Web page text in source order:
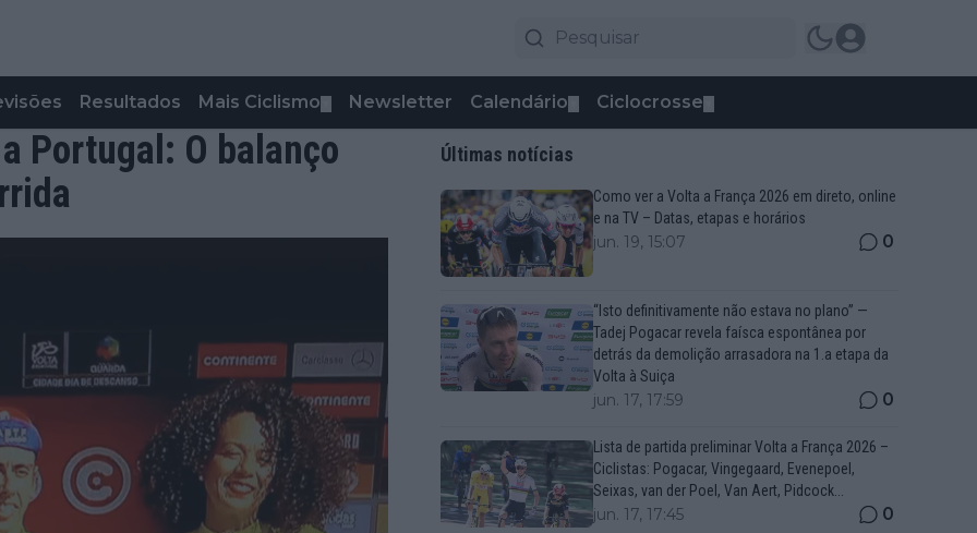
Resultados Mais Ciclismo Newsletter Calendário Ciclocrosse
Portugal: O balanço
Últimas notícias
Como ver a Volta a França 2026 em direto, online
e na TV – Datas, etapas e horários
jun. 19, 15:07 0
“Isto definitivamente não estava no plano” —
Tadej Pogacar revela faísca espontânea por
detrás da demolição arrasadora na 1.a etapa da
Volta à Suiça
jun. 17, 17:59 0
Lista de partida preliminar Volta a França 2026 –
Ciclistas: Pogacar, Vingegaard, Evenepoel,
Seixas, van der Poel, Van Aert, Pidcock...
jun. 17, 17:45 0